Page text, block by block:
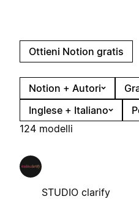
Ottieni Notion gratis
Notion + Autori
Inglese + Italiano
124 modelli
STUDIO clarify